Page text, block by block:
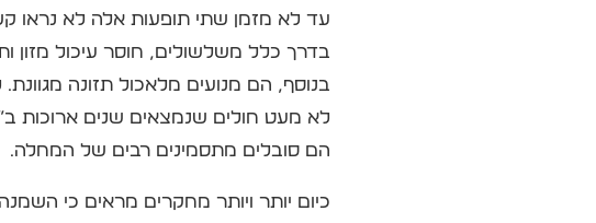
עד לא מזמן שתי תופעות אלה לא נראו
בדרך כלל משלשולים, חוסר עיכול מזון
בנוסף, הם מנועים מלאכול תזונה
לא מעט חולים שנמצאים שנים ארוכות
הם סובלים מתסמינים רבים של המחלה.
כיום יותר ויותר מחקרים מראים כי השמנה